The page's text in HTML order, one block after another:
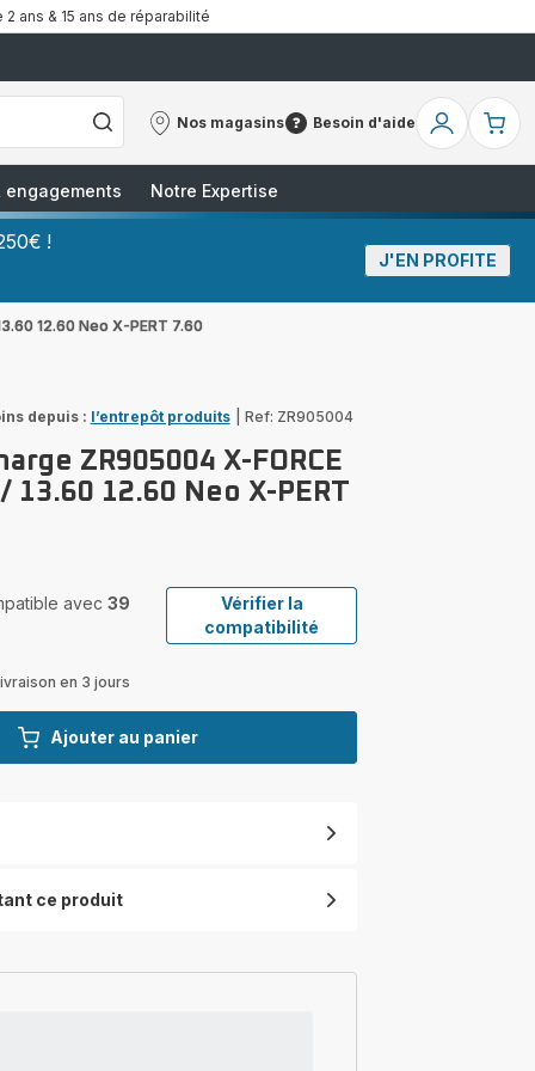
2 ans & 15 ans de réparabilité
Nos magasins
Nos
Besoin d'aide
Besoin
Mon
engagements
Notre Expertise
!
J'EN PROFITE
12.60 Neo X-PERT 7.60
depuis : l’entrepôt produits Ref: ZR905004
ZR905004 X-FORCE
13.60 12.60 Neo X-PERT
avec 39
Vérifier la
compatibilité
en 3 jours
Ajouter au panier
ce produit